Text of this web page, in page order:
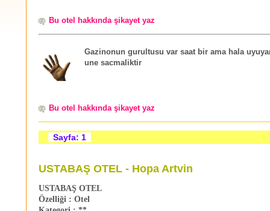
Bu otel hakkında şikayet yaz
Gazinonun gurultusu var saat bir ama hala
une sacmaliktir
Bu otel hakkında şikayet yaz
Sayfa: 1
USTABAŞ OTEL - Hopa Artvin
USTABAŞ OTEL
Özelliği : Otel